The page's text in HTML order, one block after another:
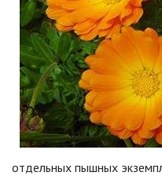
отдельных пышных